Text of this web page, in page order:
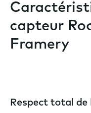
capteur
Framery
Respect total de